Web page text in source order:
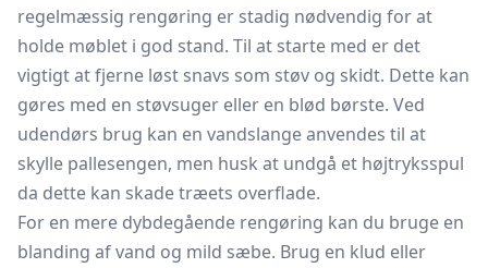
regelmæssig rengøring er stadig nødvendig for at
holde møblet i god stand. Til at starte med er det
vigtigt at fjerne løst snavs som støv og skidt. Dette kan
gøres med en støvsuger eller en blød børste. Ved
udendørs brug kan en vandslangeanvendes til at
skylle pallesengen, men husk at undgå et højtryksspul
da dette kan skade træets overflade.
For en mere dybdegående rengøring kan du bruge en
blanding af vand og mild sæbe. Brug en klud eller